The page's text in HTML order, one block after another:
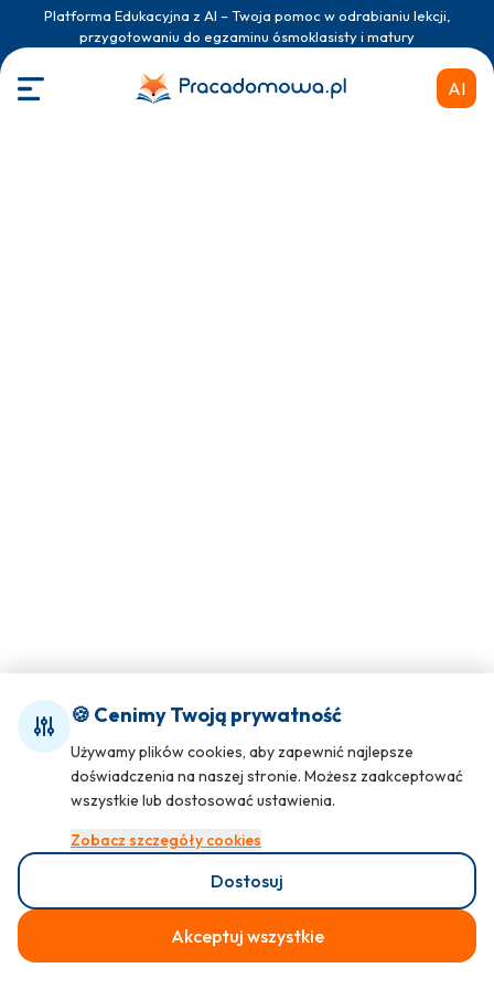
Platforma Edukacyjna z AI – Twoja pomoc w odrabianiu lekcji,
przygotowaniu do egzaminu ósmoklasisty i matury
AI
🍪 Cenimy Twoją prywatność
Używamy plików cookies, aby zapewnić najlepsze
doświadczenia na naszej stronie. Możesz zaakceptować
wszystkie lub dostosować ustawienia.
Zobacz szczegóły cookies
Dostosuj
Akceptuj wszystkie